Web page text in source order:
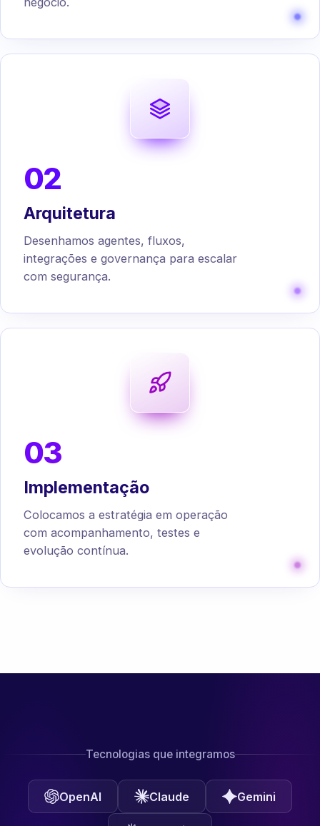
02
Arquitetura
Desenhamos agentes, fluxos,
integrações e governança para escalar
com segurança.
03
Implementação
Colocamos a estratégia em operação
com acompanhamento, testes e
evolução contínua.
Tecnologias que integramos
OpenAI Claude Gemini